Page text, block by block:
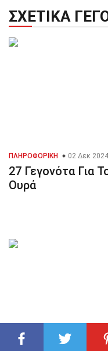
ΣΧΕΤΙΚΆ
ΠΛΗΡΟΦΟΡΙΚΉ 02 Δεκ 2024
27 Γεγονότα Για
Ουρά